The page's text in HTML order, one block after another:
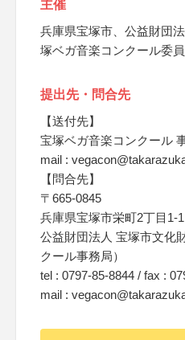
主催
兵庫県宝塚市、公益財団
塚ベガ音楽コンクール委
提出先・問合先
【送付先】
宝塚ベガ音楽コンクール
mail :
【問合先】
〒665-0845
兵庫県宝塚市栄町2丁目1-
公益財団法人 宝塚市文化
クール事務局）
tel : 0797-85-8844 / fax :
mail :